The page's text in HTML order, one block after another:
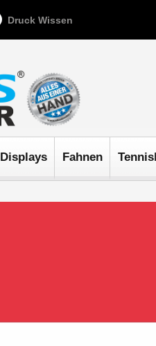
Druck Wissen
Displays Fahnen